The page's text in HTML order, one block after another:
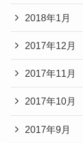
2018年1月
2017年12月
2017年11月
2017年10月
2017年9月